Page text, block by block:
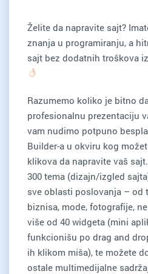
Želite da napravite sajt?
znanja u programiranju, a
sajt bez dodatnih troškova
Razumemo koliko je bitno
profesionalnu prezentaciju
vam nudimo potpuno
Builder-a u okviru kog
klikova da napravite vaš
300 tema (dizajn/izgled
sve oblasti poslovanja – od
biznisa, mode, fotografije,
više od 40 widgeta (mini
funkcionišu po drag and
ih klikom miša), te možete
ostale multimedijalne